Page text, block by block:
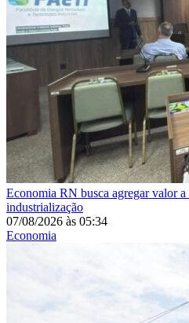
Economia RN busca agregar valor
industrialização
07/08/2026 às 05:34
Economia